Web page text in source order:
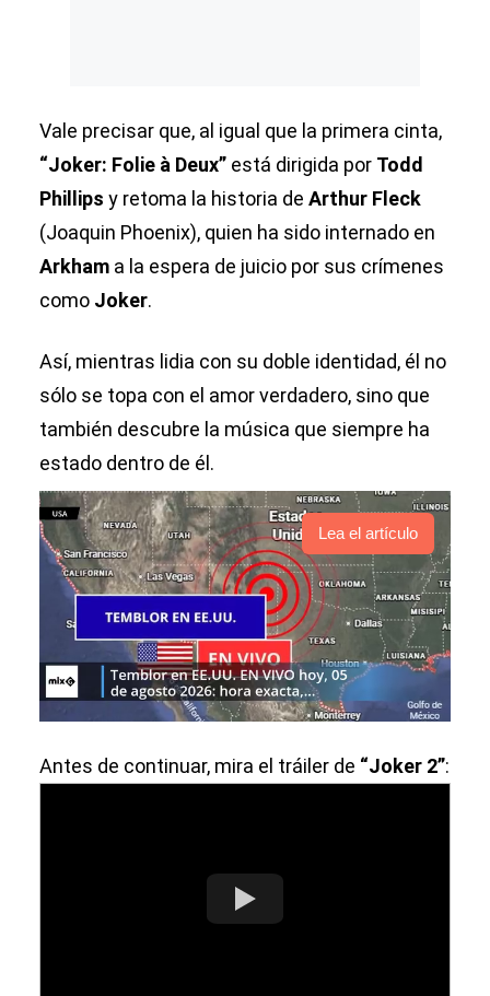
Vale precisar que, al igual que la primera cinta,
“Joker: Folie à Deux” está dirigida por Todd
Phillips y retoma la historia de Arthur Fleck
(Joaquin Phoenix), quien ha sido internado en
Arkham a la espera de juicio por sus crímenes
como Joker.
Así, mientras lidia con su doble identidad, él no
sólo se topa con el amor verdadero, sino que
también descubre la música que siempre ha
estado dentro de él.
Lea el artículo
Antes de continuar, mira el tráiler de “Joker 2”: